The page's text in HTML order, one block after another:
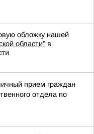
обложку нашей
области" в
прием граждан
отдела по